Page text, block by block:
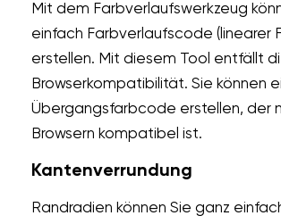
Mit dem Farbverlaufswerkzeug
einfach Farbverlaufscode (linearer
erstellen. Mit diesem Tool entfällt
Browserkompatibilität. Sie können
Übergangsfarbcode erstellen, der
Browsern kompatibel ist.
Kantenverrundung
Randradien können Sie ganz